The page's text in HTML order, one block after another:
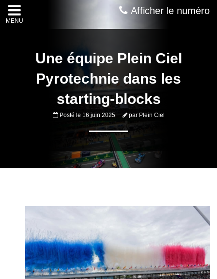
MENU
Afficher le numéro
Une équipe Plein Ciel
Pyrotechnie dans les
starting-blocks
Posté le 16 juin 2025 par Plein Ciel